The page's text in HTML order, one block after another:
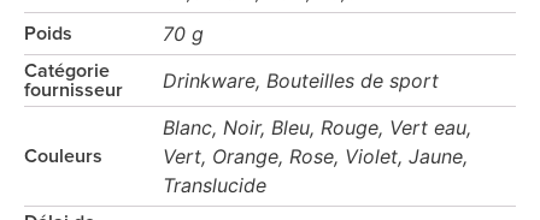
Poids 70 g
Catégorie
fournisseur
Drinkware, Bouteilles de sport
Couleurs
Blanc, Noir, Bleu, Rouge, Vert eau,
Vert, Orange, Rose, Violet, Jaune,
Translucide